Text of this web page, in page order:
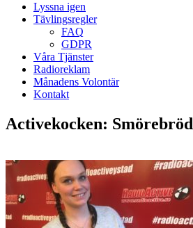
Lyssna igen
Tävlingsregler
FAQ
GDPR
Våra Tjänster
Radioreklam
Månadens Volontär
Kontakt
Activekocken: Smörebröd